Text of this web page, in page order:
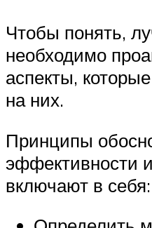
Чтобы понять,
необходимо
аспекты,
на них.
Принципы
эффективности
включают в себя: